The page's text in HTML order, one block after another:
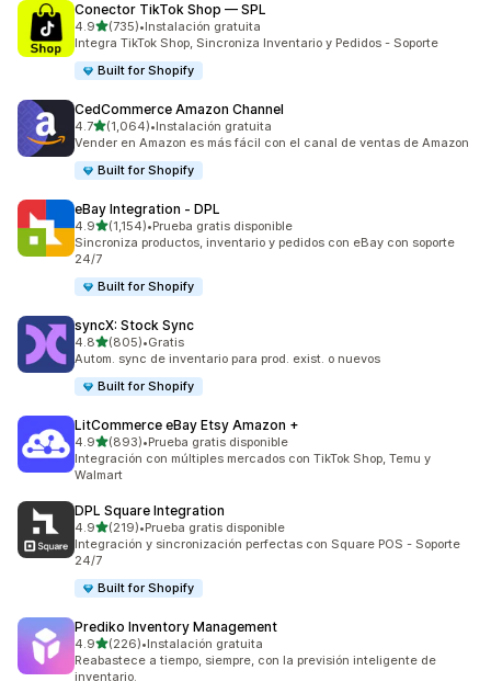
Conector TikTok Shop — SPL
4.9de 5 estrellas
(735)
735 reseñas en total
•Instalación gratuita
Integra TikTok Shop, Sincroniza Inventario y Pedidos - Soporte
Built for Shopify
CedCommerce Amazon Channel
4.7de 5 estrellas
(1,064)
1064 reseñas en total
•Instalación gratuita
Vender en Amazon es más fácil con el canal de ventas de Amazon
Built for Shopify
eBay Integration ‑ DPL
4.9de 5 estrellas
(1,154)
1154 reseñas en total
•Prueba gratis disponible
Sincroniza productos, inventario y pedidos con eBay con soporte
24/7
Built for Shopify
syncX: Stock Sync
4.8de 5 estrellas
(805)
805 reseñas en total
•Gratis
Autom. sync de inventario para prod. exist. o nuevos
Built for Shopify
LitCommerce eBay Etsy Amazon +
4.9de 5 estrellas
(893)
893 reseñas en total
•Prueba gratis disponible
Integración con múltiples mercados con TikTok Shop, Temu y
Walmart
DPL Square Integration
4.9de 5 estrellas
(219)
219 reseñas en total
•Prueba gratis disponible
Integración y sincronización perfectas con Square POS - Soporte
24/7
Built for Shopify
Prediko Inventory Management
4.9de 5 estrellas
(226)
226 reseñas en total
•Instalación gratuita
Reabastece a tiempo, siempre, con la previsión inteligente de
inventario.